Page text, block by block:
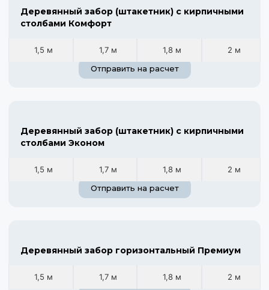
Деревянный забор (штакетник) с кирпичными
столбами Комфорт
1,5 м 1,7 м 1,8 м
2 м
Отправить на расчет
Деревянный забор (штакетник) с кирпичными
столбами Эконом
1,5 м 1,7 м 1,8 м
2 м
Отправить на расчет
Деревянный забор горизонтальный Премиум
1,5 м 1,7 м 1,8 м
2 м